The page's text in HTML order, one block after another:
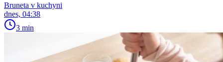
Bruneta v kuchyni
dnes, 04:38
3 min